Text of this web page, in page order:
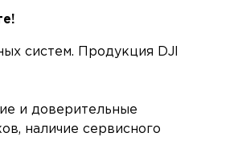
систем. Продукция DJI
и доверительные
наличие сервисного